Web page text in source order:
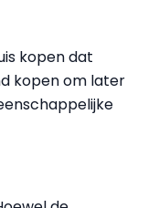
kopen dat
kopen om later